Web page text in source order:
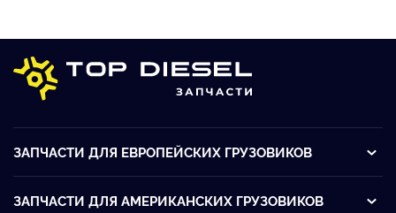
ЗАПЧАСТИ ДЛЯ ЕВРОПЕЙСКИХ ГРУЗОВИКОВ
ЗАПЧАСТИ ДЛЯ АМЕРИКАНСКИХ ГРУЗОВИКОВ